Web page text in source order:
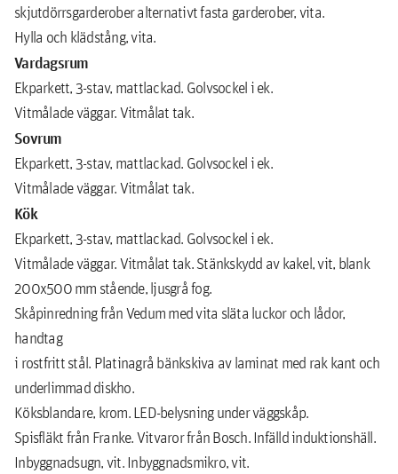
skjutdörrsgarderober alternativt fasta garderober, vita.
Hylla och klädstång, vita.
Vardagsrum
Ekparkett, 3-stav, mattlackad. Golvsockel i ek.
Vitmålade väggar. Vitmålat tak.
Sovrum
Ekparkett, 3-stav, mattlackad. Golvsockel i ek.
Vitmålade väggar. Vitmålat tak.
Kök
Ekparkett, 3-stav, mattlackad. Golvsockel i ek.
Vitmålade väggar. Vitmålat tak. Stänkskydd av kakel, vit, blank
200x500 mm stående, ljusgrå fog.
Skåpinredning från Vedum med vita släta luckor och lådor,
handtag
i rostfritt stål. Platinagrå bänkskiva av laminat med rak kant och
underlimmad diskho.
Köksblandare, krom. LED-belysning under väggskåp.
Spisfläkt från Franke. Vitvaror från Bosch. Infälld induktionshäll.
Inbyggnadsugn, vit. Inbyggnadsmikro, vit.